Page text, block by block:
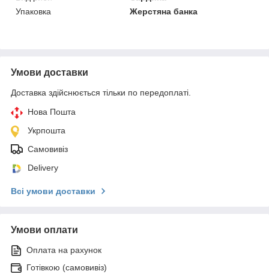
Упаковка
Жерстяна банка
Умови доставки
Доставка здійснюється тільки по передоплаті.
Нова Пошта
Укрпошта
Самовивіз
Delivery
Всі умови доставки
Умови оплати
Оплата на рахунок
Готівкою (самовивіз)